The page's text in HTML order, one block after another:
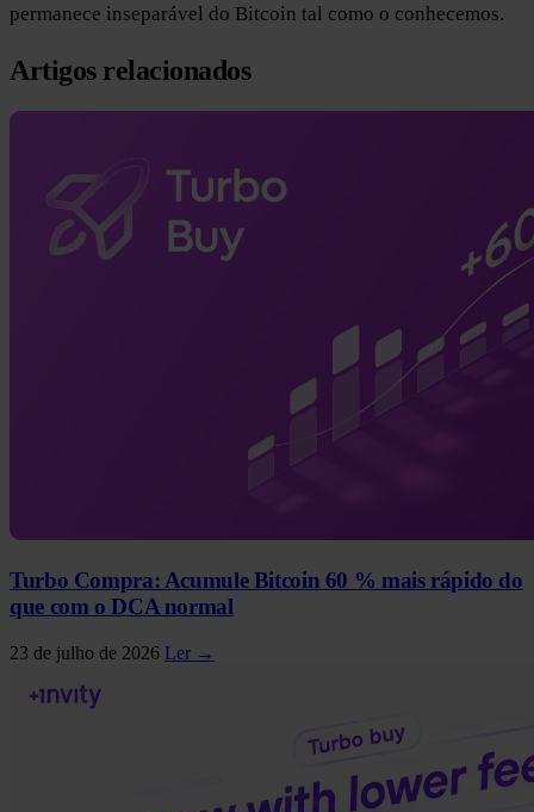
permanece inseparável do Bitcoin tal como o conhecemos.
Artigos relacionados
Turbo Compra: Acumule Bitcoin 60 % mais rápido do
que com o DCA normal
23 de julho de 2026 Ler →